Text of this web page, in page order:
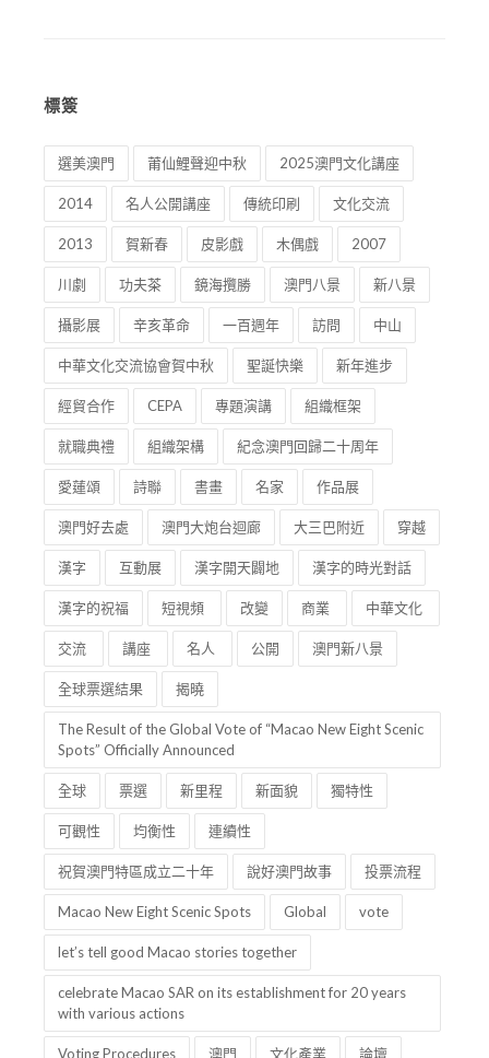
標簽
選美澳門 莆仙鯉聲迎中秋 2025澳門文化講座
2014 名人公開講座 傳統印刷 文化交流
2013 賀新春 皮影戲 木偶戲 2007
川劇 功夫茶 鏡海攬勝 澳門八景 新八景
攝影展 辛亥革命 一百週年 訪問 中山
中華文化交流協會賀中秋 聖誕快樂 新年進步
經貿合作 CEPA 專題演講 組織框架
就職典禮 組織架構 紀念澳門回歸二十周年
愛蓮頌 詩聯 書畫 名家 作品展
澳門好去處 澳門大炮台迴廊 大三巴附近 穿越
漢字 互動展 漢字開天闢地 漢字的時光對話
漢字的祝福 短視頻 改變 商業 中華文化
交流 講座 名人 公開 澳門新八景
全球票選結果 揭曉
The Result of the Global Vote of “Macao New Eight Scenic
Spots” Officially Announced
全球 票選 新里程 新面貌 獨特性
可觀性 均衡性 連續性
祝賀澳門特區成立二十年 說好澳門故事 投票流程
Macao New Eight Scenic Spots Global vote
let’s tell good Macao stories together
celebrate Macao SAR on its establishment for 20 years
with various actions
Voting Procedures 澳門 文化產業 論壇